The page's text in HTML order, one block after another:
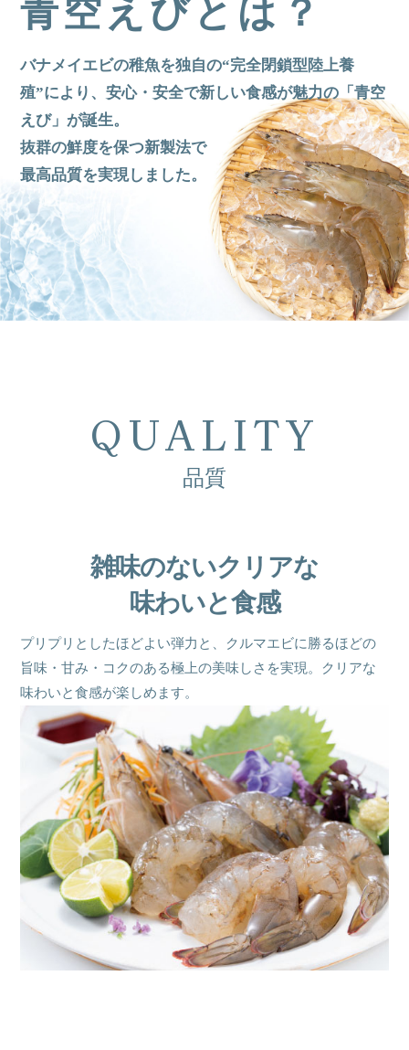
青空えびとは？
バナメイエビの稚魚を独自の“完全閉鎖型陸上養
殖”により、安心・安全で新しい食感が魅力の「青空
えび」が誕生。
抜群の鮮度を保つ新製法で
最高品質を実現しました。
QUALITY
品質
雑味のないクリアな
味わいと食感
プリプリとしたほどよい弾力と、 クルマエビに勝るほどの
旨味・甘み・ コクのある極上の美味しさを実現。 クリアな
味わいと食感が楽しめます。